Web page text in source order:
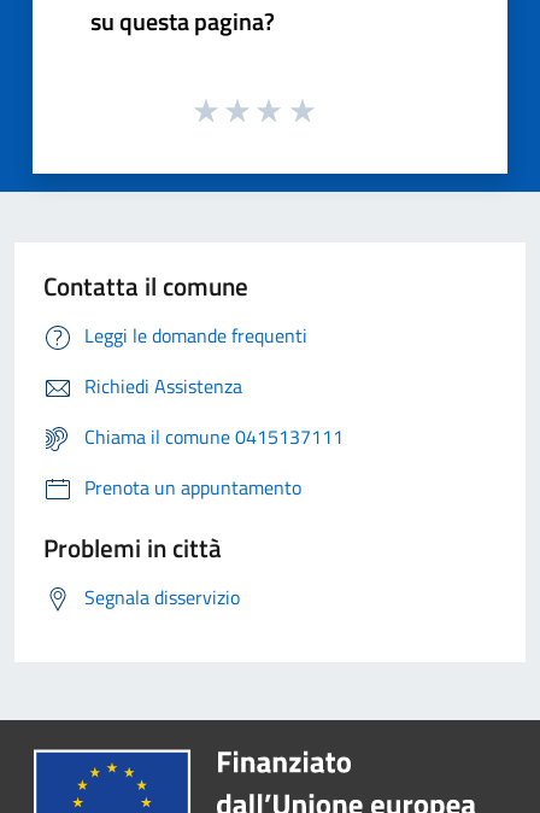
su questa pagina?
Contatta il comune
Leggi le domande frequenti
Richiedi Assistenza
Chiama il comune 0415137111
Prenota un appuntamento
Problemi in città
Segnala disservizio